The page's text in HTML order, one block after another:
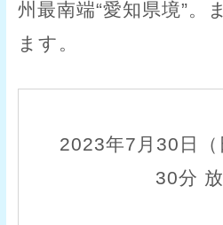
州最南端“愛知県境”。
ます。
2023年7月30日
30分